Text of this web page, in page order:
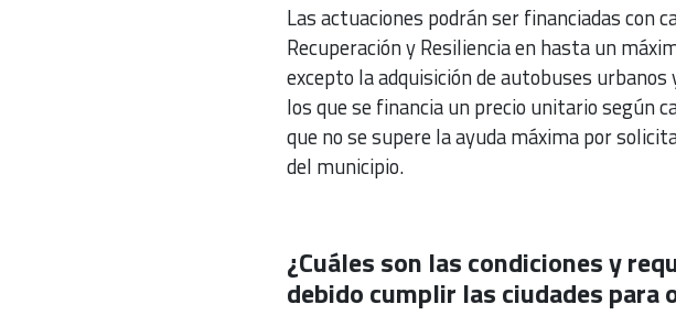
Las actuaciones podrán ser financiadas con
Recuperación y Resiliencia en hasta un
excepto la adquisición de autobuses
los que se financia un precio unitario según
que no se supere la ayuda máxima por
del municipio.
¿Cuáles son las condiciones y
debido cumplir las ciudades para